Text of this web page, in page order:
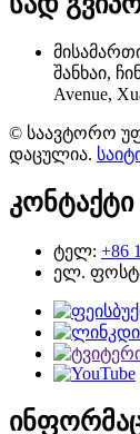
შანხაი,
Avenue,
© საავტორო
დაცულია.
კონტაქტი
ტელ: +86
ელ.